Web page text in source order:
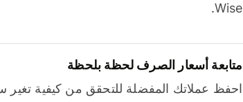
Wise.
متابعة أسعار الصرف لحظة بلحظة
احفظ عملاتك المفضلة للتحقق من كيفية